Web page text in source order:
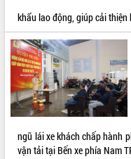
THÔNG TIN CHỈ ĐẠO ĐIỀU HÀNH
HỆ THỐNG VĂN BẢN
VĂN BẢN HĐND TỈNH
QUY HOẠCH - KẾ HOẠCH
khẩu lao động, giúp cải
ngũ lái xe khách chấp hành
vận tải tại Bến xe phía Nam